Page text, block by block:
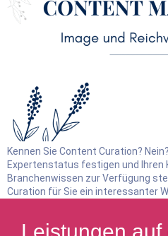
Kennen Sie Content Curation?
Expertenstatus festigen und
Branchenwissen zur Verfügung
Curation für Sie ein interessanter